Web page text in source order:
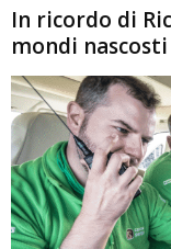
In ricordo di
mondi nascosti